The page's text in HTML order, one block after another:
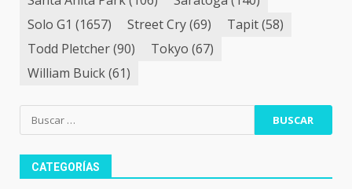
Solo G1 (1657) Street Cry(69) Tapit(58)
Todd Pletcher(90) Tokyo (67)
William Buick(61)
Buscar:
CATEGORÍAS